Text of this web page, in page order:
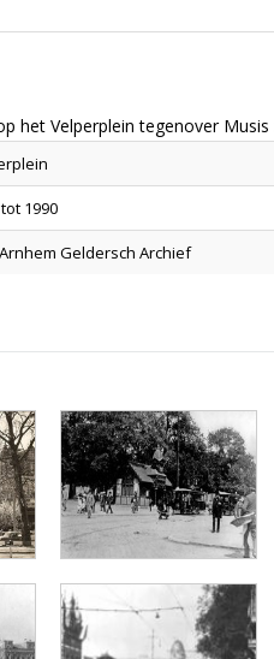
het Velperplein tegenover
1990
Geldersch Archief